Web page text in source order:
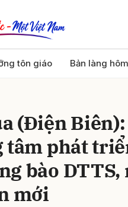
tôn giáo Bản làng
(Điện
tâm phát
bào
mới
Gửi bình luận